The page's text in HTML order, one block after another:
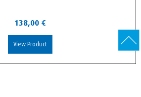
138,00 €
View Product